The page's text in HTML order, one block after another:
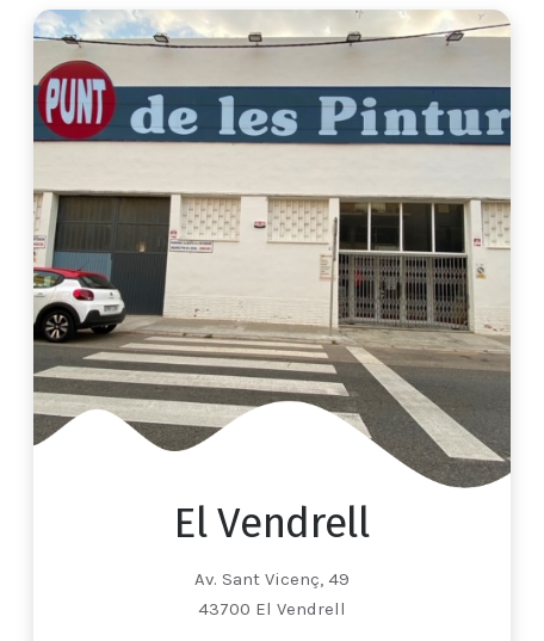
El Vendrell
Av. Sant Vicenç, 49
43700 El Vendrell